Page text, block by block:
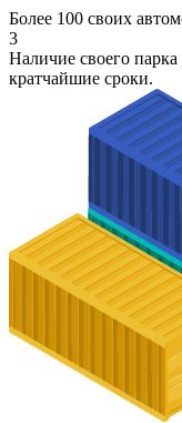
Более 100 своих
3
Наличие своего парка
кратчайшие сроки.